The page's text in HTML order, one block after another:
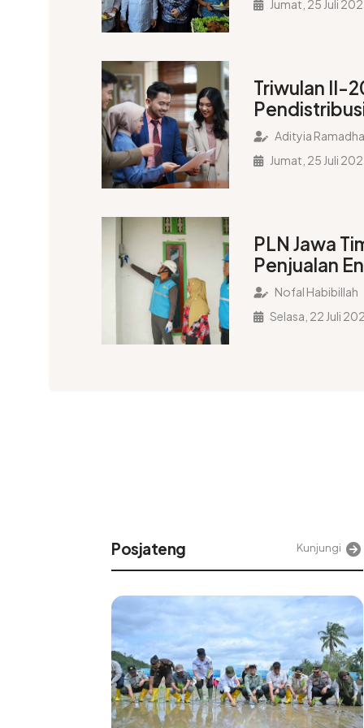
Hati
Jumat, 25 Juli
Triwulan II-
Meningkat
Adityia
Jumat, 25 Juli
PLN Jawa
Penjualan
Mencapai
Nofal Habibillah
Selasa, 22 Juli
Alinea Kunjungi